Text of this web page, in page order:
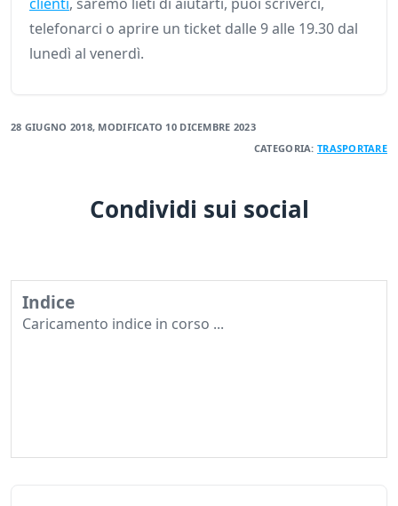
telefonarci o aprire un ticket dalle 9 alle 19.30 dal
lunedì al venerdì.
28 GIUGNO 2018, MODIFICATO 10 DICEMBRE 2023
CATEGORIA: TRASPORTARE
Condividi sui social
Indice
Caricamento indice in corso ...